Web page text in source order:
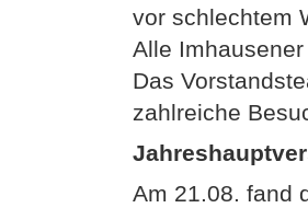
vor schlechtem
Alle
Das
zahlreiche
Am 21.08. fand